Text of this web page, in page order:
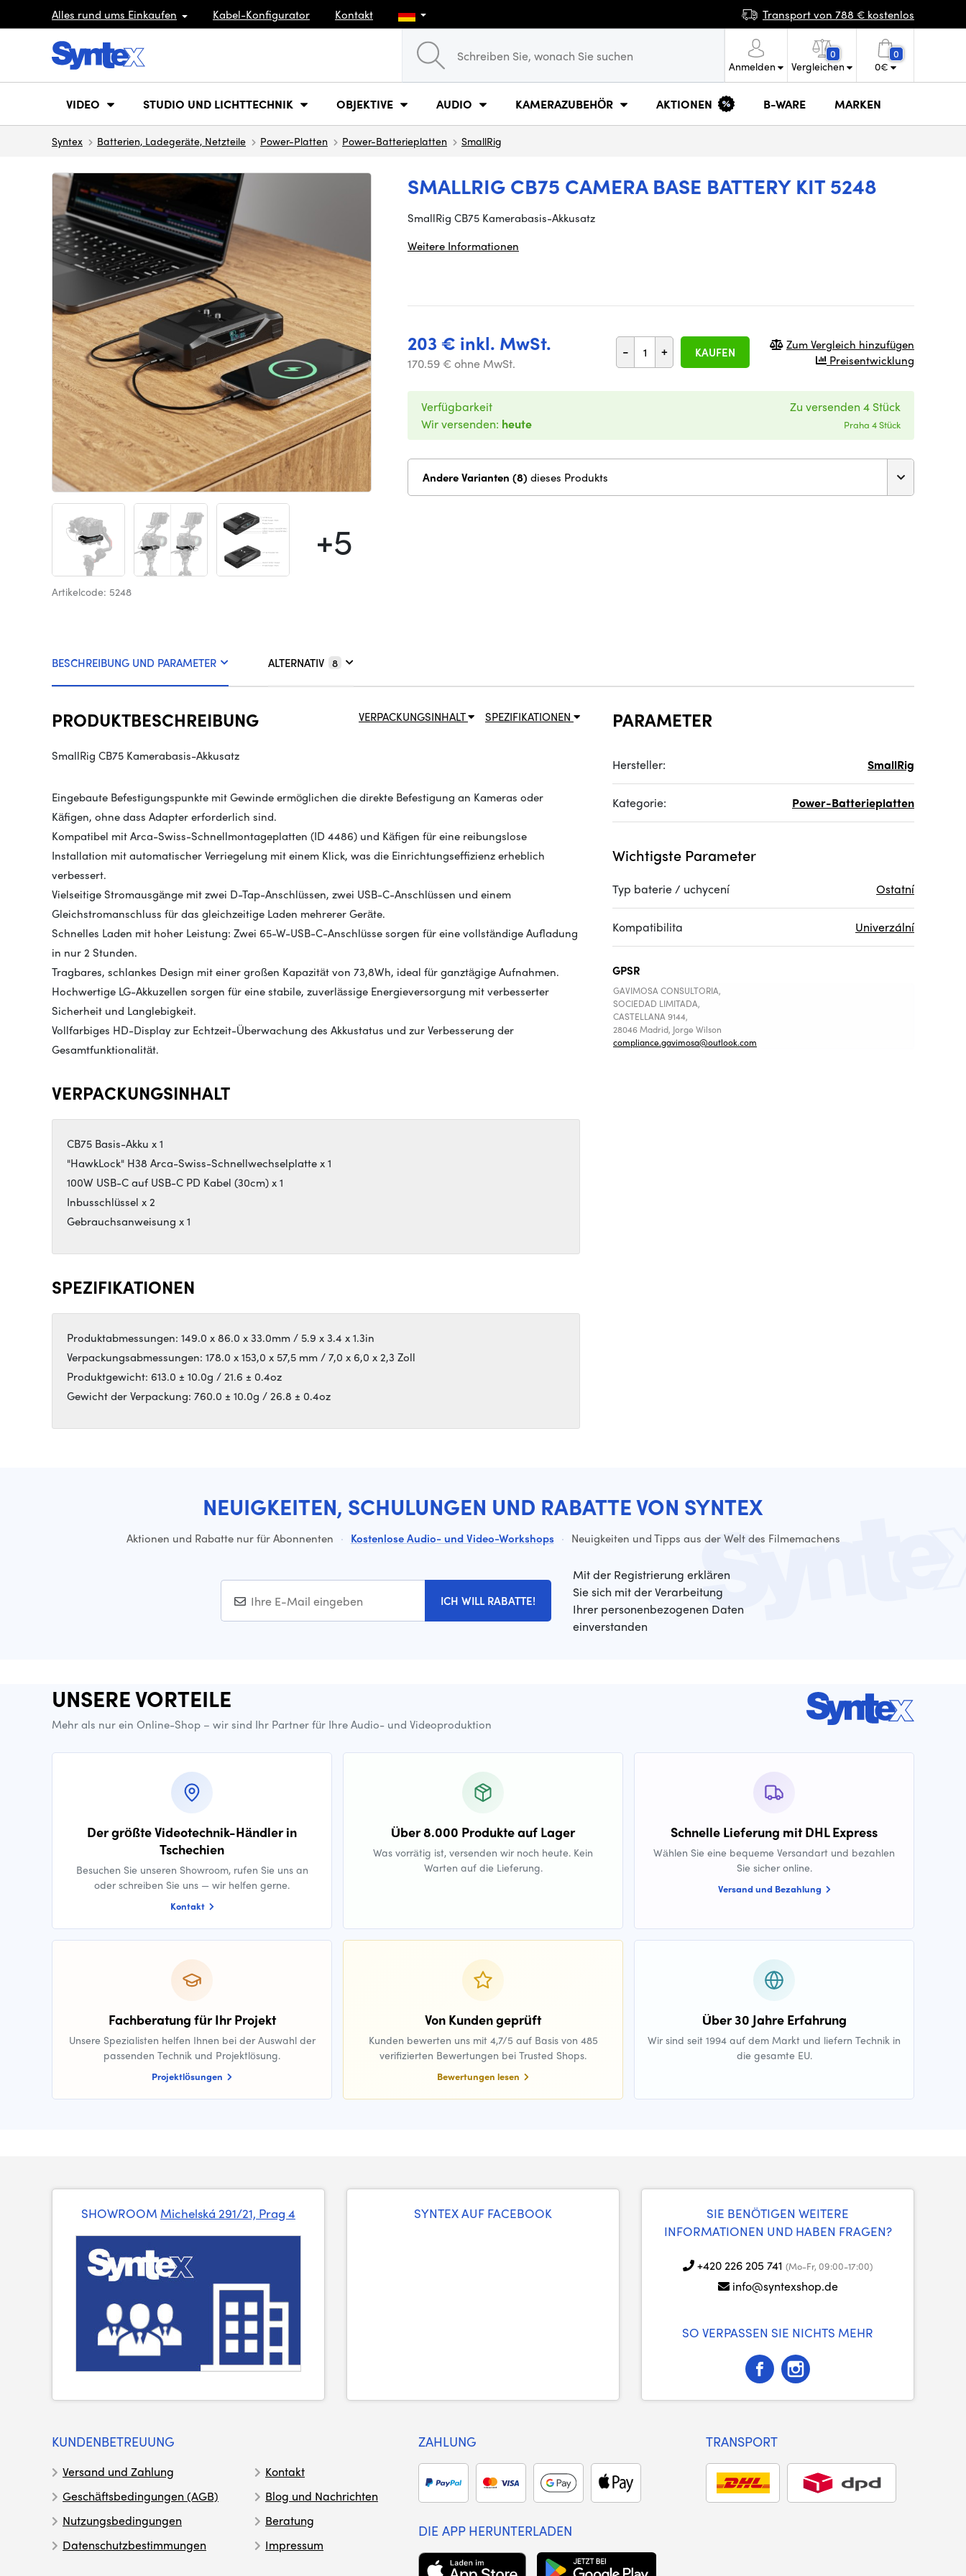
Alles rund ums Einkaufen Kabel-Konfigurator Kontakt Transport von 788 € kostenlos
Anmelden
0
Vergleichen
0
0€
VIDEO STUDIO UND LICHTTECHNIK OBJEKTIVE AUDIO KAMERAZUBEHÖR AKTIONEN B-WARE MARKEN
Syntex Batterien, Ladegeräte, Netzteile Power-Platten Power-Batterieplatten SmallRig
SMALLRIG CB75 CAMERA BASE BATTERY KIT 5248
+5
Artikelcode: 5248
SmallRig CB75 Kamerabasis-Akkusatz
Weitere Informationen
203 € inkl. MwSt.
170.59 € ohne MwSt.
- + KAUFEN
Zum Vergleich hinzufügen
Preisentwicklung
Verfügbarkeit
Wir versenden: heute
Zu versenden 4 Stück
Praha 4 Stück
Andere Varianten (8) dieses Produkts
BESCHREIBUNG UND PARAMETER ALTERNATIV 8
SPEZIFIKATIONEN
VERPACKUNGSINHALT
PRODUKTBESCHREIBUNG
SmallRig CB75 Kamerabasis-Akkusatz
Eingebaute Befestigungspunkte mit Gewinde ermöglichen die direkte Befestigung an Kameras oder
Käfigen, ohne dass Adapter erforderlich sind.
Kompatibel mit Arca-Swiss-Schnellmontageplatten (ID 4486) und Käfigen für eine reibungslose
Installation mit automatischer Verriegelung mit einem Klick, was die Einrichtungseffizienz erheblich
verbessert.
Vielseitige Stromausgänge mit zwei D-Tap-Anschlüssen, zwei USB-C-Anschlüssen und einem
Gleichstromanschluss für das gleichzeitige Laden mehrerer Geräte.
Schnelles Laden mit hoher Leistung: Zwei 65-W-USB-C-Anschlüsse sorgen für eine vollständige Aufladung
in nur 2 Stunden.
Tragbares, schlankes Design mit einer großen Kapazität von 73,8Wh, ideal für ganztägige Aufnahmen.
Hochwertige LG-Akkuzellen sorgen für eine stabile, zuverlässige Energieversorgung mit verbesserter
Sicherheit und Langlebigkeit.
Vollfarbiges HD-Display zur Echtzeit-Überwachung des Akkustatus und zur Verbesserung der
Gesamtfunktionalität.
VERPACKUNGSINHALT
CB75 Basis-Akku x 1
"HawkLock" H38 Arca-Swiss-Schnellwechselplatte x 1
100W USB-C auf USB-C PD Kabel (30cm) x 1
Inbusschlüssel x 2
Gebrauchsanweisung x 1
SPEZIFIKATIONEN
Produktabmessungen: 149.0 x 86.0 x 33.0mm / 5.9 x 3.4 x 1.3in
Verpackungsabmessungen: 178.0 x 153,0 x 57,5 mm / 7,0 x 6,0 x 2,3 Zoll
Produktgewicht: 613.0 ± 10.0g / 21.6 ± 0.4oz
Gewicht der Verpackung: 760.0 ± 10.0g / 26.8 ± 0.4oz
PARAMETER
Hersteller: SmallRig
Kategorie: Power-Batterieplatten
Wichtigste Parameter
Typ baterie / uchycení Ostatní
Kompatibilita Univerzální
GPSR
GAVIMOSA CONSULTORIA,
SOCIEDAD LIMITADA,
CASTELLANA 9144,
28046 Madrid, Jorge Wilson
compliance.gavimosa@outlook.com
NEUIGKEITEN, SCHULUNGEN UND RABATTE VON SYNTEX
Aktionen und Rabatte nur für Abonnenten · Kostenlose Audio- und Video-Workshops · Neuigkeiten und Tipps aus der Welt des Filmemachens
ICH WILL RABATTE!
Mit der Registrierung erklären
Sie sich mit der Verarbeitung
Ihrer personenbezogenen Daten
einverstanden
UNSERE VORTEILE
Mehr als nur ein Online-Shop – wir sind Ihr Partner für Ihre Audio- und Videoproduktion
Der größte Videotechnik-Händler in
Tschechien
Besuchen Sie unseren Showroom, rufen Sie uns an
oder schreiben Sie uns — wir helfen gerne.
Kontakt
Über 8.000 Produkte auf Lager
Was vorrätig ist, versenden wir noch heute. Kein
Warten auf die Lieferung.
Schnelle Lieferung mit DHL Express
Wählen Sie eine bequeme Versandart und bezahlen
Sie sicher online.
Versand und Bezahlung
Fachberatung für Ihr Projekt
Unsere Spezialisten helfen Ihnen bei der Auswahl der
passenden Technik und Projektlösung.
Projektlösungen
Von Kunden geprüft
Kunden bewerten uns mit 4,7/5 auf Basis von 485
verifizierten Bewertungen bei Trusted Shops.
Bewertungen lesen
Über 30 Jahre Erfahrung
Wir sind seit 1994 auf dem Markt und liefern Technik in
die gesamte EU.
SHOWROOM Michelská 291/21, Prag 4 SYNTEX AUF FACEBOOK
SIE BENÖTIGEN WEITERE
INFORMATIONEN UND HABEN FRAGEN?
+420 226 205 741 (Mo-Fr, 09:00-17:00)
info@syntexshop.de
SO VERPASSEN SIE NICHTS MEHR
KUNDENBETREUUNG
Versand und Zahlung
Geschäftsbedingungen (AGB)
Nutzungsbedingungen
Datenschutzbestimmungen
Kontakt
Blog und Nachrichten
Beratung
Impressum
ZAHLUNG TRANSPORT
DIE APP HERUNTERLADEN